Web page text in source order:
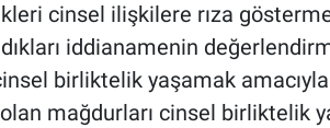
cinsel ilişkilere rıza
iddianamenin
birliktelik yaşamak amacıyla
mağdurları cinsel birliktelik